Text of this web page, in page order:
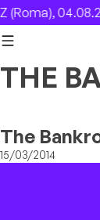
Skip to content
(Roma),
THE
The
15/03/2014